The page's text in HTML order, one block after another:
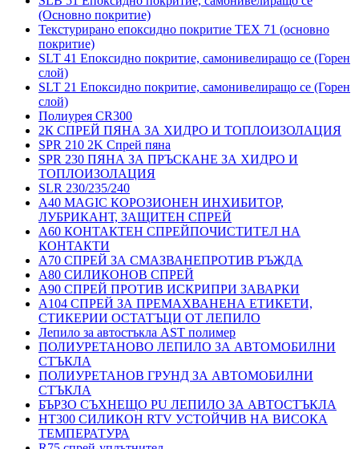
(Основно покритие)
Текстурирано епоксидно покритие TEX 71 (основно
покритие)
SLT 41 Епоксидно покритие, самонивелиращо се (Горен
слой)
SLT 21 Епоксидно покритие, самонивелиращо се (Горен
слой)
Полиурея CR300
2К СПРЕЙ ПЯНА ЗА ХИДРО И ТОПЛОИЗОЛАЦИЯ
SPR 210 2K Спрей пяна
SPR 230 ПЯНА ЗА ПРЪСКАНЕ ЗА ХИДРО И
ТОПЛОИЗОЛАЦИЯ
SLR 230/235/240
A40 MAGIC КОРОЗИОНЕН ИНХИБИТОР,
ЛУБРИКАНТ, ЗАЩИТЕН СПРЕЙ
A60 КОНТАКТЕН СПРЕЙПОЧИСТИТЕЛ НА
КОНТАКТИ
A70 СПРЕЙ ЗА СМАЗВАНЕПРОТИВ РЪЖДА
A80 СИЛИКОНОВ СПРЕЙ
A90 СПРЕЙ ПРОТИВ ИСКРИПРИ ЗАВАРКИ
A104 СПРЕЙ ЗА ПРЕМАХВАНЕНА ЕТИКЕТИ,
СТИКЕРИИ ОСТАТЪЦИ ОТ ЛЕПИЛО
Лепило за автостъкла AST полимер
ПОЛИУРЕТАНОВО ЛЕПИЛО ЗА АВТОМОБИЛНИ
СТЪКЛА
ПОЛИУРЕТАНОВ ГРУНД ЗА АВТОМОБИЛНИ
СТЪКЛА
БЪРЗО СЪХНЕЩО PU ЛЕПИЛО ЗА АВТОСТЪКЛА
HT300 СИЛИКОН RTV УСТОЙЧИВ НА ВИСОКА
ТЕМПЕРАТУРА